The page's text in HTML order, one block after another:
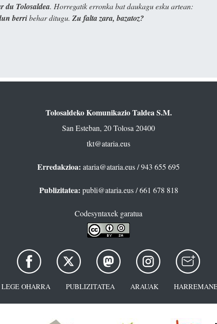
du Tolosaldea. Horregatik erronka bat daukagu esku artean:
berribehar ditugu. Zu falta zara, bazatoz?
Tolosaldeko Komunikazio Taldea S.M.
San Esteban, 20 Tolosa 20400
tkt@ataria.eus
Erredakzioa: ataria@ataria.eus/ 943 655 695
Publizitatea: publi@ataria.eus/ 661 678 818
Codesyntaxek garatua
LEGE OHARRA PUBLIZITATEA ARAUAK